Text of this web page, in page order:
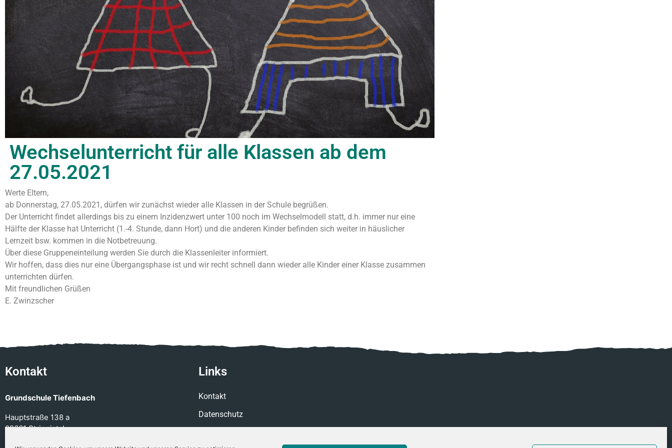
Wechselunterricht für alle Klassen ab dem
27.05.2021
Werte Eltern,
ab Donnerstag, 27.05.2021, dürfen wir zunächst wieder alle Klassen in der Schule begrüßen.
Der Unterricht findet allerdings bis zu einem Inzidenzwert unter 100 noch im Wechselmodell statt, d.h. immer nur eine
Hälfte der Klasse hat Unterricht (1.-4. Stunde, dann Hort) und die anderen Kinder befinden sich weiter in häuslicher
Lernzeit bsw. kommen in die Notbetreuung.
Über diese Gruppeneinteilung werden Sie durch die Klassenleiter informiert.
Wir hoffen, dass dies nur eine Übergangsphase ist und wir recht schnell dann wieder alle Kinder einer Klasse zusammen
unterrichten dürfen.
Mit freundlichen Grüßen
E. Zwinzscher
Kontakt
Grundschule Tiefenbach
Hauptstraße 138 a
09661 Striegistal
Links
Kontakt
Datenschutz